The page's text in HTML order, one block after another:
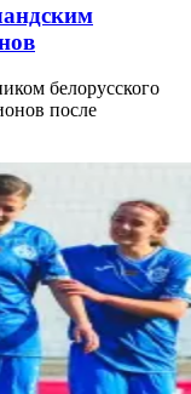
белорусского
после